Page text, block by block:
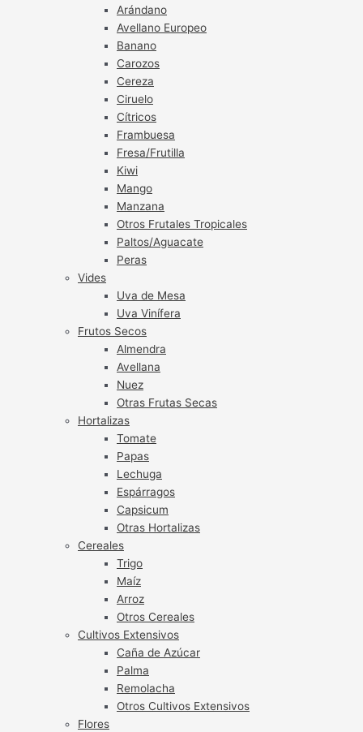
Arándano
Avellano Europeo
Banano
Carozos
Cereza
Ciruelo
Cítricos
Frambuesa
Fresa/Frutilla
Kiwi
Mango
Manzana
Otros Frutales Tropicales
Paltos/Aguacate
Peras
Vides
Uva de Mesa
Uva Vinífera
Frutos Secos
Almendra
Avellana
Nuez
Otras Frutas Secas
Hortalizas
Tomate
Papas
Lechuga
Espárragos
Capsicum
Otras Hortalizas
Cereales
Trigo
Maíz
Arroz
Otros Cereales
Cultivos Extensivos
Caña de Azúcar
Palma
Remolacha
Otros Cultivos Extensivos
Flores